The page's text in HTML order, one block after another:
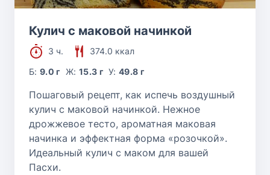
Кулич с маковой начинкой
3 ч.
374.0 ккал
Б:9.0 г Ж: 15.3 г У:49.8 г
Пошаговый рецепт, как испечь воздушный
кулич с маковой начинкой. Нежное
дрожжевое тесто, ароматная маковая
начинка и эффектная форма «розочкой».
Идеальный кулич с маком для вашей
Пасхи.